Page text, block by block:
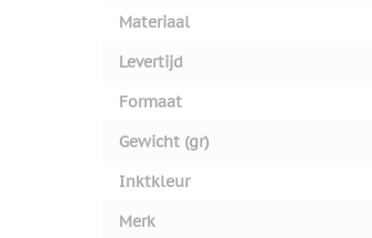
Materiaal
Levertijd
Formaat
Gewicht (gr)
Inktkleur
Merk